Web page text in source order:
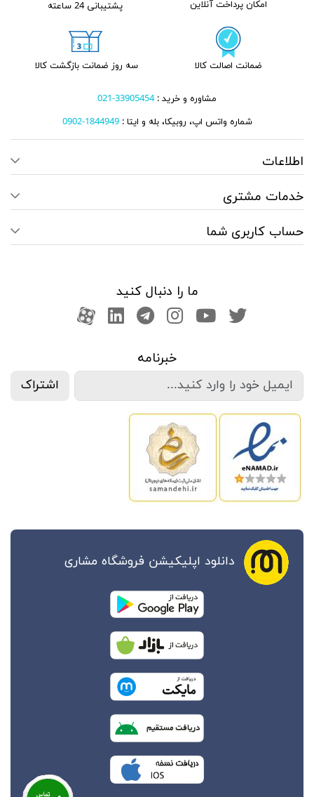
امکان پرداخت آنلاین پشتیبانی 24 ساعته
ضمانت اصالت کالا سه روز ضمانت بازگشت کالا
مشاوره و خرید :33905454-021
شماره واتس اپ، روبیکا، بله و ایتا : 1844949-0902
اطلاعات
خدمات مشتری
حساب کاربری شما
ما را دنبال کنید
صفحه تویتر
کانال یوتوب
اینستاگرام
کانال تلگرام
کانال لینکدین
آپارات
خبرنامه
اشتراک
دانلود اپلیکیشن فروشگاه مشاری